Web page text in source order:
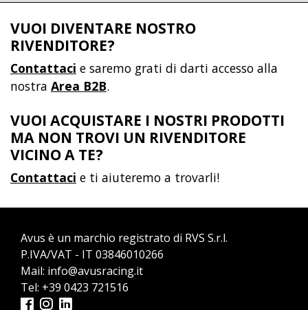
VUOI DIVENTARE NOSTRO
RIVENDITORE?
Contattaci e saremo grati di darti accesso alla
nostra Area B2B.
VUOI ACQUISTARE I NOSTRI PRODOTTI
MA NON TROVI UN RIVENDITORE
VICINO A TE?
Contattaci e ti aiuteremo a trovarli!
Avus è un marchio registrato di RVS S.r.l.
P.IVA/VAT - IT 03846010266
Mail: info@avusracing.it
Tel: +39 0423 721516